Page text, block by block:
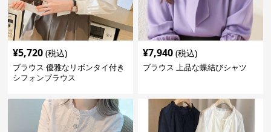
¥5,720 (税込)
ブラウス 優雅なリボンタイ付き
シフォンブラウス
¥7,940 (税込)
ブラウス 上品な蝶結びシャツ